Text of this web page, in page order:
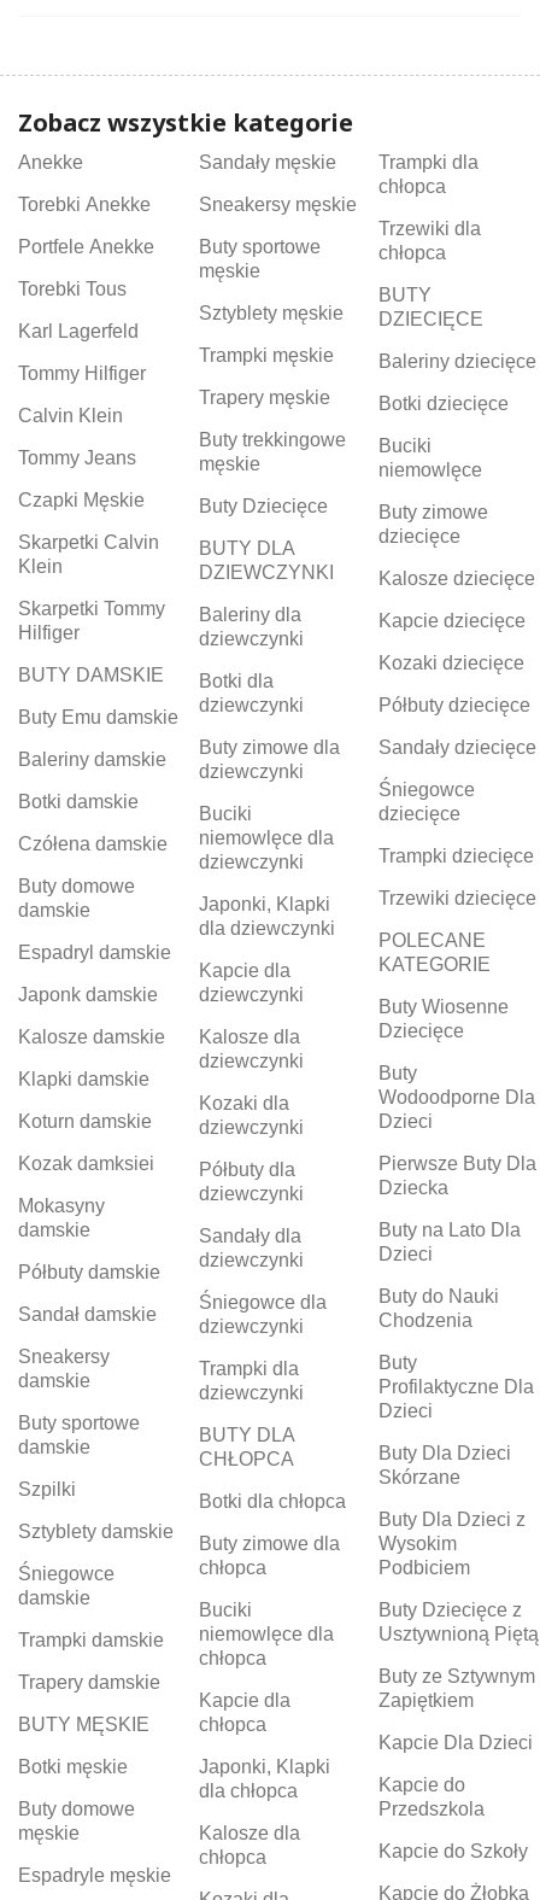
Zobacz wszystkie kategorie
Anekke
Torebki Anekke
Portfele Anekke
Torebki Tous
Karl Lagerfeld
Tommy Hilfiger
Calvin Klein
Tommy Jeans
Czapki Męskie
Skarpetki Calvin
Klein
Skarpetki Tommy
Hilfiger
BUTY DAMSKIE
Buty Emu damskie
Baleriny damskie
Botki damskie
Czółena damskie
Buty domowe
damskie
Espadryl damskie
Japonk damskie
Kalosze damskie
Klapki damskie
Koturn damskie
Kozak damksiei
Mokasyny
damskie
Półbuty damskie
Sandał damskie
Sneakersy
damskie
Buty sportowe
damskie
Szpilki
Sztyblety damskie
Śniegowce
damskie
Trampki damskie
Trapery damskie
BUTY MĘSKIE
Botki męskie
Buty domowe
męskie
Espadryle męskie
Sandały męskie
Sneakersy męskie
Buty sportowe
męskie
Sztyblety męskie
Trampki męskie
Trapery męskie
Buty trekkingowe
męskie
Buty Dziecięce
BUTY DLA
DZIEWCZYNKI
Baleriny dla
dziewczynki
Botki dla
dziewczynki
Buty zimowe dla
dziewczynki
Buciki
niemowlęce dla
dziewczynki
Japonki, Klapki
dla dziewczynki
Kapcie dla
dziewczynki
Kalosze dla
dziewczynki
Kozaki dla
dziewczynki
Półbuty dla
dziewczynki
Sandały dla
dziewczynki
Śniegowce dla
dziewczynki
Trampki dla
dziewczynki
BUTY DLA
CHŁOPCA
Botki dla chłopca
Buty zimowe dla
chłopca
Buciki
niemowlęce dla
chłopca
Kapcie dla
chłopca
Japonki, Klapki
dla chłopca
Kalosze dla
chłopca
Trampki dla
chłopca
Trzewiki dla
chłopca
BUTY
DZIECIĘCE
Baleriny dziecięce
Botki dziecięce
Buciki
niemowlęce
Buty zimowe
dziecięce
Kalosze dziecięce
Kapcie dziecięce
Kozaki dziecięce
Półbuty dziecięce
Sandały dziecięce
Śniegowce
dziecięce
Trampki dziecięce
Trzewiki dziecięce
POLECANE
KATEGORIE
Buty Wiosenne
Dziecięce
Buty
Wodoodporne Dla
Dzieci
Pierwsze Buty Dla
Dziecka
Buty na Lato Dla
Dzieci
Buty do Nauki
Chodzenia
Buty
Profilaktyczne Dla
Dzieci
Buty Dla Dzieci
Skórzane
Buty Dla Dzieci z
Wysokim
Podbiciem
Buty Dziecięce z
Usztywnioną Piętą
Buty ze Sztywnym
Zapiętkiem
Kapcie Dla Dzieci
Kapcie do
Przedszkola
Kapcie do Szkoły
Kapcie do Żłobka